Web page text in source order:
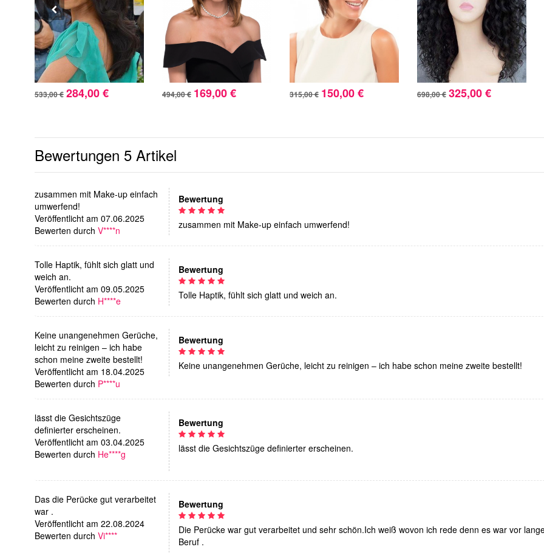
533,00 € 284,00 € 494,00 € 169,00 € 315,00 € 150,00 € 698,00 € 325,00 €
Bewertungen 5 Artikel
zusammen mit Make-up einfach
umwerfend!
Veröffentlicht am 07.06.2025
Bewerten durch V****n
Bewertung
zusammen mit Make-up einfach umwerfend!
Tolle Haptik, fühlt sich glatt und
weich an.
Veröffentlicht am 09.05.2025
Bewerten durch H****e
Bewertung
Tolle Haptik, fühlt sich glatt und weich an.
Keine unangenehmen Gerüche,
leicht zu reinigen – ich habe
schon meine zweite bestellt!
Veröffentlicht am 18.04.2025
Bewerten durch P****u
Bewertung
Keine unangenehmen Gerüche, leicht zu reinigen – ich habe schon meine zweite bestellt!
lässt die Gesichtszüge
definierter erscheinen.
Veröffentlicht am 03.04.2025
Bewerten durch He****g
Bewertung
lässt die Gesichtszüge definierter erscheinen.
Das die Perücke gut verarbeitet
war .
Veröffentlicht am 22.08.2024
Bewerten durch Vi****
Bewertung
Die Perücke war gut verarbeitet und sehr schön.Ich weiß wovon ich rede denn es war vor
Beruf .